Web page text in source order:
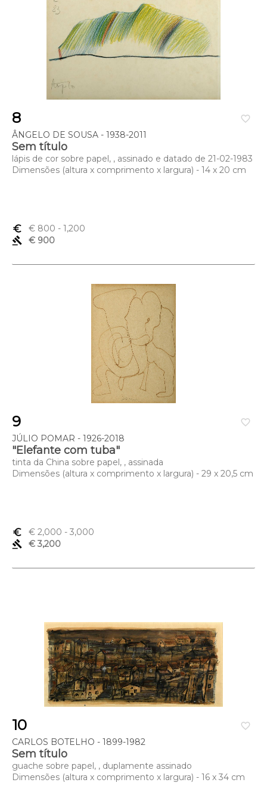
favorite_border
8
ÂNGELO DE SOUSA - 1938-2011
Sem título
lápis de cor sobre papel, , assinado e datado de 21-02-1983
Dimensões (altura x comprimento x largura) - 14 x 20 cm
euro_symbol € 800 - 1,200
gavel
€ 900
favorite_border
9
JÚLIO POMAR - 1926-2018
"Elefante com tuba"
tinta da China sobre papel, , assinada
Dimensões (altura x comprimento x largura) - 29 x 20,5 cm
euro_symbol € 2,000 - 3,000
gavel
€ 3,200
favorite_border
10
CARLOS BOTELHO - 1899-1982
Sem título
guache sobre papel, , duplamente assinado
Dimensões (altura x comprimento x largura) - 16 x 34 cm